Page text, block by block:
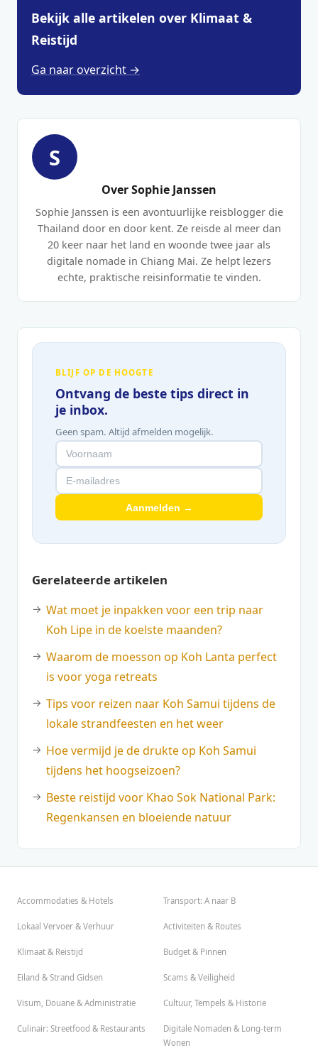
Bekijk alle artikelen over Klimaat &
Reistijd
Ga naar overzicht →
S
Over Sophie Janssen
Sophie Janssen is een avontuurlijke reisblogger die
Thailand door en door kent. Ze reisde al meer dan
20 keer naar het land en woonde twee jaar als
digitale nomade in Chiang Mai. Ze helpt lezers
echte, praktische reisinformatie te vinden.
BLIJF OP DE HOOGTE
Ontvang de beste tips direct in
je inbox.
Geen spam. Altijd afmelden mogelijk.
Aanmelden →
Gerelateerde artikelen
Wat moet je inpakken voor een trip naar
Koh Lipe in de koelste maanden?
Waarom de moesson op Koh Lanta perfect
is voor yoga retreats
Tips voor reizen naar Koh Samui tijdens de
lokale strandfeesten en het weer
Hoe vermijd je de drukte op Koh Samui
tijdens het hoogseizoen?
Beste reistijd voor Khao Sok National Park:
Regenkansen en bloeiende natuur
Accommodaties & Hotels Transport: A naar B
Lokaal Vervoer & Verhuur Activiteiten & Routes
Klimaat & Reistijd Budget & Pinnen
Eiland & Strand Gidsen Scams & Veiligheid
Visum, Douane & Administratie Cultuur, Tempels & Historie
Culinair: Streetfood & Restaurants
Digitale Nomaden & Long-term
Wonen